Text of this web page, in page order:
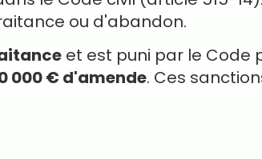
ou d'abandon.
et est puni par le Code
000 € d'amende. Ces